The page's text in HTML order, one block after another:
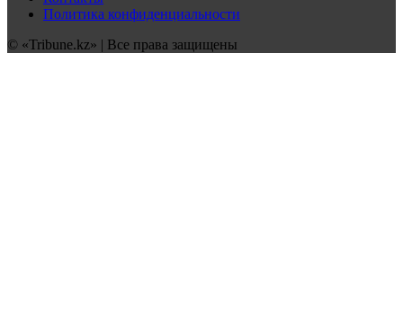
Политика конфиденциальности
© «Tribune.kz» | Все права защищены